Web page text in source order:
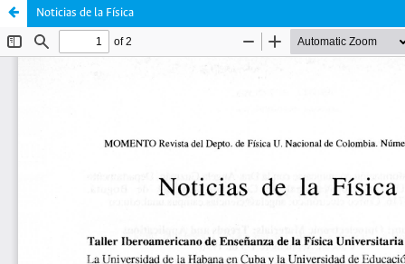
Noticias de la Física